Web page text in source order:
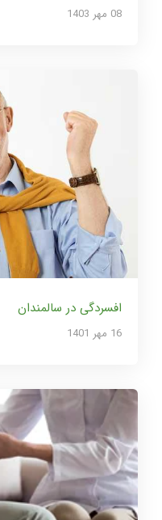
08 مهر 1403
افسردگی در سالمندان
16 مهر 1401